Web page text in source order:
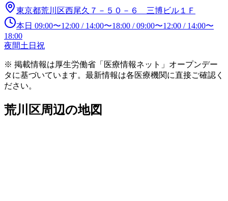
東京都荒川区西尾久７－５０－６ 三博ビル１Ｆ
本日 09:00〜12:00 / 14:00〜18:00 /09:00〜12:00 / 14:00〜
18:00
夜間土日祝
※ 掲載情報は厚生労働省「医療情報ネット」オープンデー
タに基づいています。最新情報は各医療機関に直接ご確認く
ださい。
荒川区周辺の地図